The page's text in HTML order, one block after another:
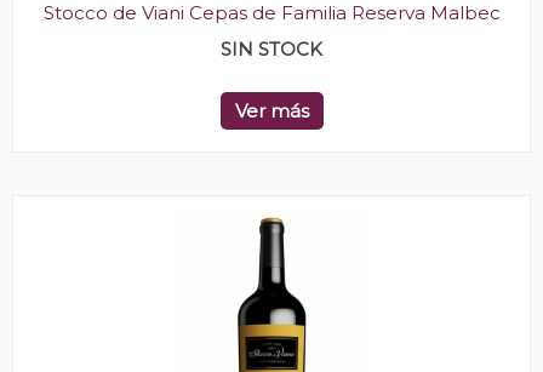
Stocco de Viani Cepas de Familia Reserva Malbec
SIN STOCK
Ver más